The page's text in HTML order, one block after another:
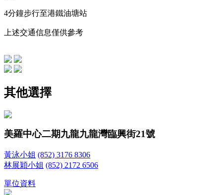
4分鐘步行至港鐵油塘站
上述交通信息僅供參考
其他選擇
美羅中心二期九龍九龍灣臨興街21號
黃泳小姐 (852) 3176 8306
林展穎小姐 (852) 2172 6506
單位資料